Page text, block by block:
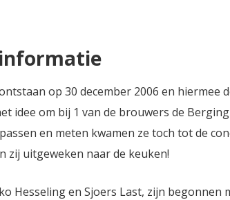
op 30 december 2006 en hiermee
idee om bij 1 van de brouwers de
en meten kwamen ze toch tot de
zij uitgeweken naar de keuken!
Hesseling en Sjoers Last, zijn